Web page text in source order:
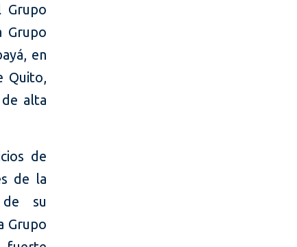
Grupo
Grupo
en
Quito,
alta
de
de la
de su
Grupo